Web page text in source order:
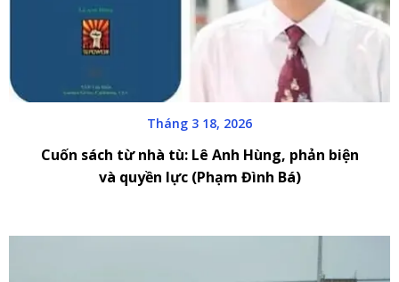
Tháng 3 18, 2026
Cuốn sách từ nhà tù: Lê Anh Hùng, phản biện
và quyền lực (Phạm Đình Bá)